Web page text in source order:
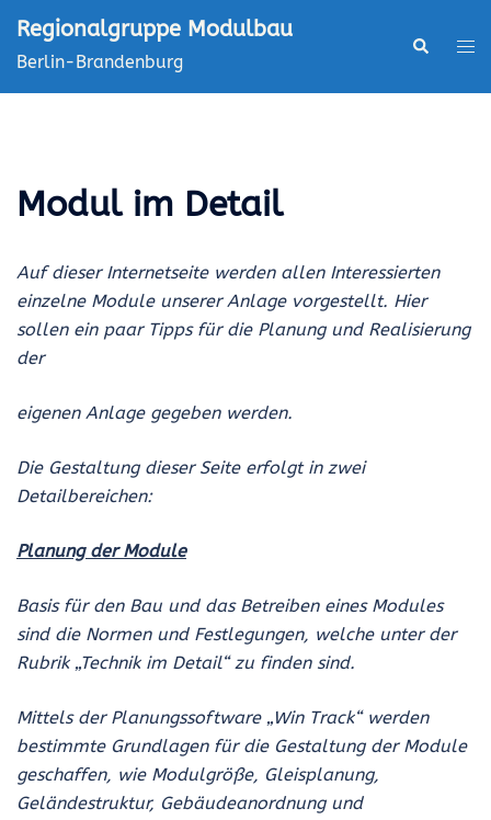
Inhalt
springen
Regionalgruppe Modulbau
Berlin-Brandenburg
Suche
Modul im Detail
Auf dieser Internetseite werden allen Interessierten
einzelne Module unserer Anlage vorgestellt. Hier
sollen ein paar Tipps für die Planung und Realisierung
der
eigenen Anlage gegeben werden.
Die Gestaltung dieser Seite erfolgt in zwei
Detailbereichen:
Planung der Module
Basis für den Bau und das Betreiben eines Modules
sind die Normen und Festlegungen, welche unter der
Rubrik „Technik im Detail“ zu finden sind.
Mittels der Planungssoftware „Win Track“ werden
bestimmte Grundlagen für die Gestaltung der Module
geschaffen, wie Modulgröße, Gleisplanung,
Geländestruktur, Gebäudeanordnung und